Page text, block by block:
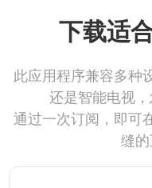
下载适
此应用程序兼容多种
还是智能电视，
通过一次订阅，即可
缝的